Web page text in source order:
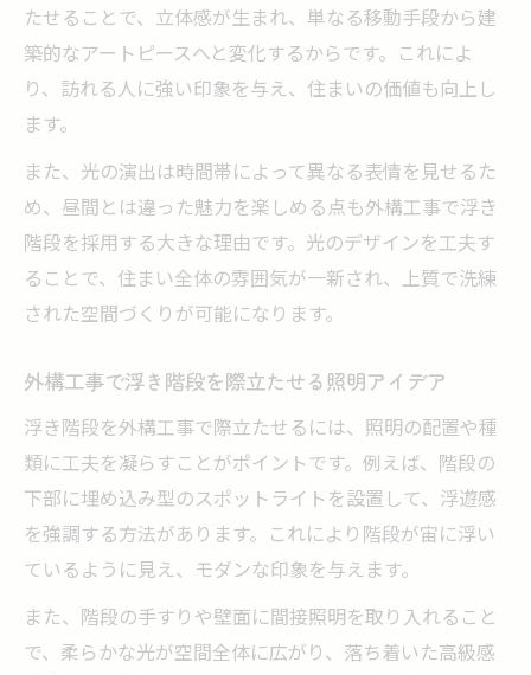
たせることで、立体感が生まれ、単なる移動手段から建
築的なアートピースへと変化するからです。これによ
り、訪れる人に強い印象を与え、住まいの価値も向上し
ます。
また、光の演出は時間帯によって異なる表情を見せるた
め、昼間とは違った魅力を楽しめる点も外構工事で浮き
階段を採用する大きな理由です。光のデザインを工夫す
ることで、住まい全体の雰囲気が一新され、上質で洗練
された空間づくりが可能になります。
外構工事で浮き階段を際立たせる照明アイデア
浮き階段を外構工事で際立たせるには、照明の配置や種
類に工夫を凝らすことがポイントです。例えば、階段の
下部に埋め込み型のスポットライトを設置して、浮遊感
を強調する方法があります。これにより階段が宙に浮い
ているように見え、モダンな印象を与えます。
また、階段の手すりや壁面に間接照明を取り入れること
で、柔らかな光が空間全体に広がり、落ち着いた高級感